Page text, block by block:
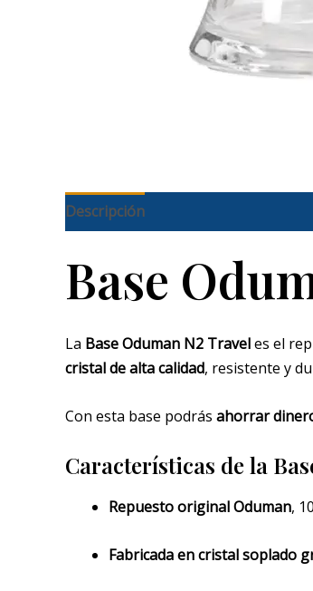
Descripción
Base
La Base Oduman N2 Traveles el
cristal de alta calidad, resistente y
Con esta base podrás ahorrar
Características de la
Repuesto original Oduman,
Fabricada en cristal soplado